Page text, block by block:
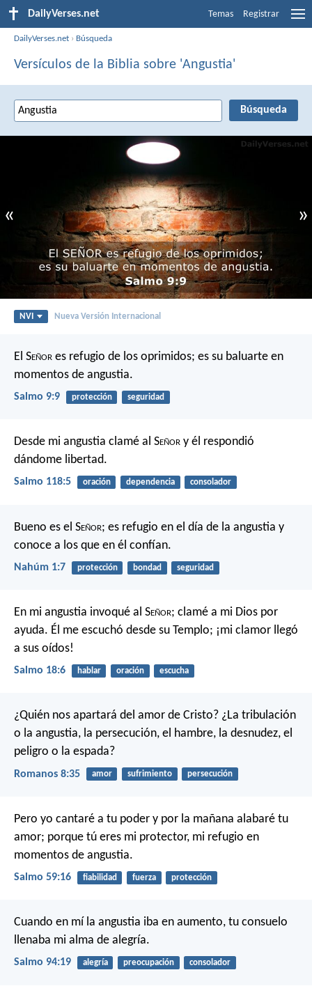
DailyVerses.net Temas Registrar
DailyVerses.net › Búsqueda
Versículos de la Biblia sobre 'Angustia'
« »
NVI Nueva Versión Internacional
El Señor es refugio de los oprimidos; es su baluarte en
momentos de angustia.
Salmo 9:9 protección seguridad
Desde mi angustia clamé al Señor y él respondió
dándome libertad.
Salmo 118:5 oración dependencia consolador
Bueno es el Señor; es refugio en el día de la angustia y
conoce a los que en él confían.
Nahúm 1:7 protección bondad seguridad
En mi angustia invoqué al Señor; clamé a mi Dios por
ayuda. Él me escuchó desde su Templo; ¡mi clamor llegó
a sus oídos!
Salmo 18:6 hablar oración escucha
¿Quién nos apartará del amor de Cristo? ¿La tribulación
o la angustia, la persecución, el hambre, la desnudez, el
peligro o la espada?
Romanos 8:35 amor sufrimiento persecución
Pero yo cantaré a tu poder y por la mañana alabaré tu
amor; porque tú eres mi protector, mi refugio en
momentos de angustia.
Salmo 59:16 fiabilidad fuerza protección
Cuando en mí la angustia iba en aumento, tu consuelo
llenaba mi alma de alegría.
Salmo 94:19 alegría preocupación consolador